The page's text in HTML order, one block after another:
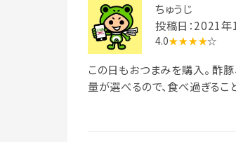
ちゅうじ
投稿日：2021
4.0★★★★☆
この日もおつまみを購入。 酢
量が選べるので、食べ過ぎるこ